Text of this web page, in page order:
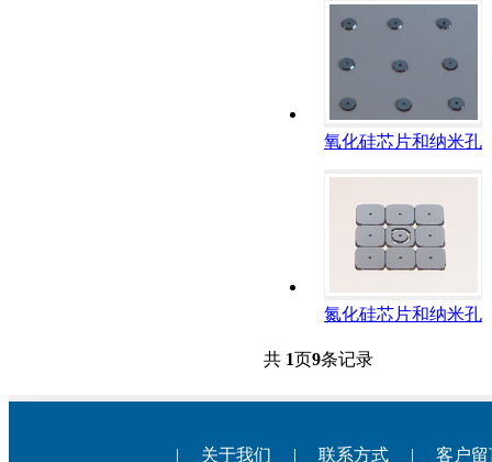
氧化硅芯片和纳米孔
氮化硅芯片和纳米孔
共 1页9条记录
| 关于我们 | 联系方式 | 客户留